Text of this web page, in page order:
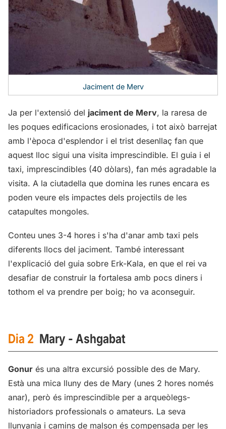
Jaciment de Merv
Ja per l'extensió del jaciment de Merv, la raresa de
les poques edificacions erosionades, i tot això barrejat
amb l'època d'esplendor i el trist desenllaç fan que
aquest lloc sigui una visita imprescindible. El guia i el
taxi, imprescindibles (40 dòlars), fan més agradable la
visita. A la ciutadella que domina les runes encara es
poden veure els impactes dels projectils de les
catapultes mongoles.
Conteu unes 3-4 hores i s'ha d'anar amb taxi pels
diferents llocs del jaciment. També interessant
l'explicació del guia sobre Erk-Kala, en que el rei va
desafiar de construir la fortalesa amb pocs diners i
tothom el va prendre per boig; ho va aconseguir.
Dia 2 Mary - Ashgabat
Gonur és una altra excursió possible des de Mary.
Està una mica lluny des de Mary (unes 2 hores només
anar), però és imprescindible per a arqueòlegs-
historiadors professionals o amateurs. La seva
llunyania i camins de malson és compensada per les